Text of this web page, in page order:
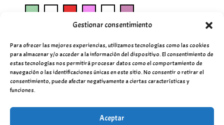
Gestionar consentimiento
Para ofrecer las mejores experiencias, utilizamos tecnologías como las cookies
para almacenar y/o acceder a la información del dispositivo. El consentimiento de
estas tecnologías nos permitirá procesar datos como el comportamiento de
navegación o las identificaciones únicas en este sitio. No consentir o retirar el
consentimiento, puede afectar negativamente a ciertas características y
funciones.
Aceptar